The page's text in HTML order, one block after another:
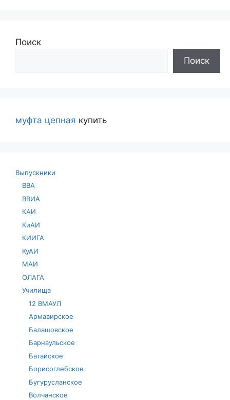
Поиск
Поиск
муфта цепная купить
Выпускники
ВВА
ВВИА
КАИ
КиАИ
КИИГА
КуАИ
МАИ
ОЛАГА
Училища
12 ВМАУЛ
Армавирское
Балашовское
Барнаульское
Батайское
Борисоглебское
Бугурусланское
Волчанское